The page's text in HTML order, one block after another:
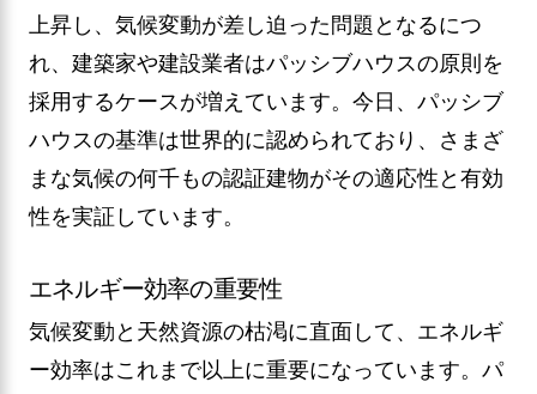
上昇し、気候変動が差し迫った問題となるにつ
れ、建築家や建設業者はパッシブハウスの原則を
採用するケースが増えています。今日、パッシブ
ハウスの基準は世界的に認められており、さまざ
まな気候の何千もの認証建物がその適応性と有効
性を実証しています。
エネルギー効率の重要性
気候変動と天然資源の枯渇に直面して、エネルギ
ー効率はこれまで以上に重要になっています。パ